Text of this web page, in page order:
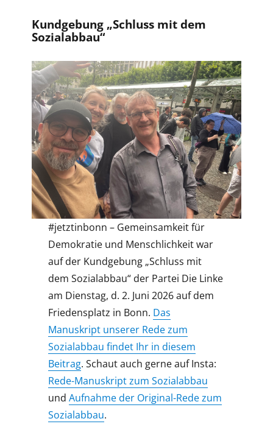
Kundgebung „Schluss mit dem
Sozialabbau“
#jetztinbonn – Gemeinsamkeit für
Demokratie und Menschlichkeit war
auf der Kundgebung „Schluss mit
dem Sozialabbau“ der Partei Die Linke
am Dienstag, d. 2. Juni 2026 auf dem
Friedensplatz in Bonn. Das
Manuskript unserer Rede zum
Sozialabbau findet Ihr in diesem
Beitrag. Schaut auch gerne auf Insta:
Rede-Manuskript zum Sozialabbau
undAufnahme der Original-Rede zum
Sozialabbau.